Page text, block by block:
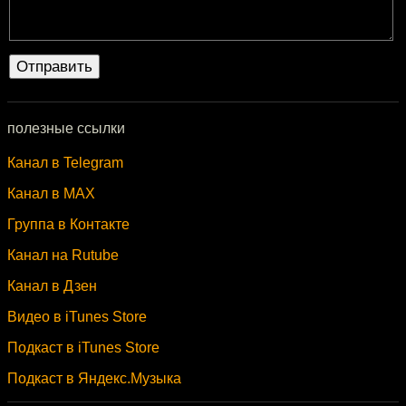
полезные ссылки
Канал в Telegram
Канал в MAX
Группа в Контакте
Канал на Rutube
Канал в Дзен
Видео в iTunes Store
Подкаст в iTunes Store
Подкаст в Яндекс.Музыка